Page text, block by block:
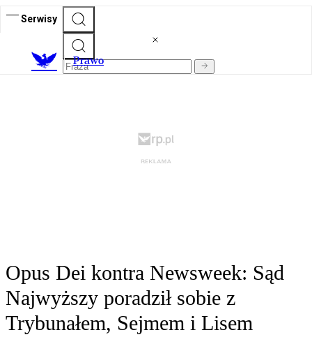
Serwisy
Prawo
Opus Dei kontra Newsweek: Sąd
Najwyższy poradził sobie z
Trybunałem, Sejmem i Lisem